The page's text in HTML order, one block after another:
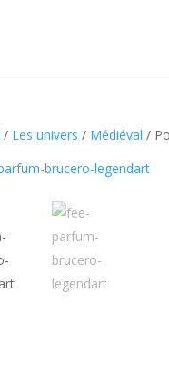
/ Les univers / Médiéval /